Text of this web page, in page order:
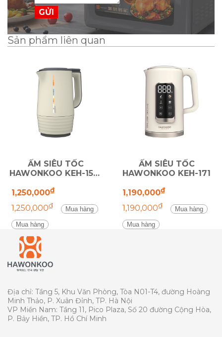
GỬI
Sản phẩm liên quan
ẤM SIÊU TỐC
HAWONKOO KEH-153-
1,250,000₫
1,250,000₫ Mua hàng
Mua hàng
ẤM SIÊU TỐC
HAWONKOO KEH-171
1,190,000₫
1,190,000₫ Mua hàng
Mua hàng
Địa chỉ: Tầng 5, Khu Văn Phòng, Tòa N01-T4, đường Hoàng
Minh Thảo, P. Xuân Đỉnh, TP. Hà Nội
VP Miền Nam: Tầng 11, Pico Plaza, Số 20 đường Cộng Hòa,
P. Bảy Hiền, TP. Hồ Chí Minh